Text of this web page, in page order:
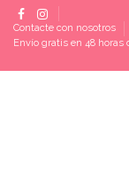
Contacte con nosotros
Envío gratis en 48 horas